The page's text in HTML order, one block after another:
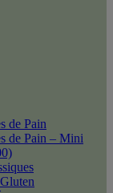
de Pain
de Pain – Mini